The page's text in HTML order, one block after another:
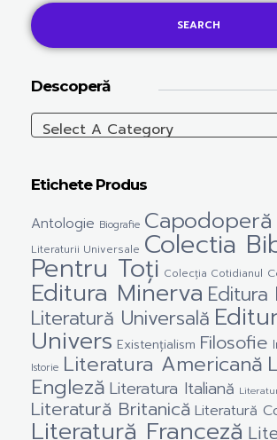
SEARCH
Descoperă
Select A Category
Etichete Produs
Antologie Biografie Capodoperă
Literaturii Universale Colectia
Pentru Toți Colecția Cotidianul
Editura Minerva Editura
Literatură Universală
Univers Existențialism Filosofie
Istorie Literatura Americană
Engleză Literatura Italiană
Literatură Britanică Literatură
Literatură Franceză